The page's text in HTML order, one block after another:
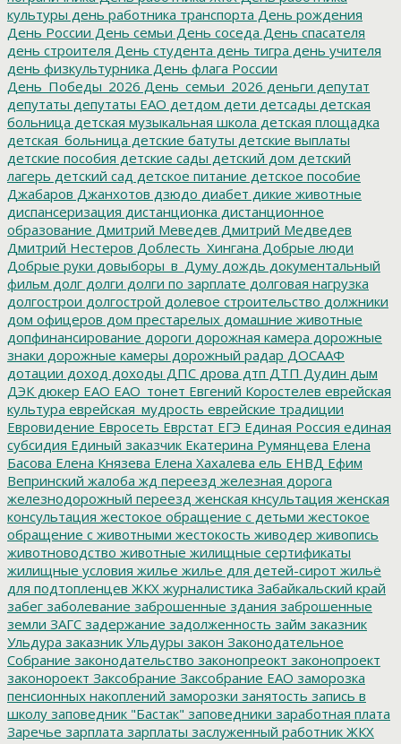
культуры день работника транспорта День рождения
День России День семьи День соседа День спасателя
день строителя День студента день тигра день учителя
день физкультурника День флага России
День_Победы_2026 День_семьи_2026 деньги депутат
депутаты депутаты ЕАО детдом дети детсады детская
больница детская музыкальная школа детская площадка
детская_больница детские батуты детские выплаты
детские пособия детские сады детский дом детский
лагерь детский сад детское питание детское пособие
Джабаров Джанхотов дзюдо диабет дикие животные
диспансеризация дистанционка дистанционное
образование Дмитрий Меведев Дмитрий Медведев
Дмитрий Нестеров Доблесть_Хингана Добрые люди
Добрые руки довыборы_в_Думу дождь документальный
фильм долг долги долги по зарплате долговая нагрузка
долгострои долгострой долевое строительство должники
дом офицеров дом престарелых домашние животные
допфинансирование дороги дорожная камера дорожные
знаки дорожные камеры дорожный радар ДОСААФ
дотации доход доходы ДПС дрова дтп ДТП Дудин дым
ДЭК дюкер ЕАО ЕАО_тонет Евгений Коростелев еврейская
культура еврейская_мудрость еврейские традиции
Евровидение Евросеть Еврстат ЕГЭ Единая Россия единая
субсидия Единый заказчик Екатерина Румянцева Елена
Басова Елена Князева Елена Хахалева ель ЕНВД Ефим
Вепринский жалоба жд переезд железная дорога
железнодорожный переезд женская кнсультация женская
консультация жестокое обращение с детьми жестокое
обращение с животными жестокость живодер живопись
животноводство животные жилищные сертификаты
жилищные условия жилье жилье для детей-сирот жильё
для подтопленцев ЖКХ журналистика Забайкальский край
забег заболевание заброшенные здания заброшенные
земли ЗАГС задержание задолженность займ заказник
Ульдура заказник Ульдуры закон Законодательное
Собрание законодательство законопреокт законопроект
законороект Заксобрание Заксобрание ЕАО заморозка
пенсионных накоплений заморозки занятость запись в
школу заповедник "Бастак" заповедники заработная плата
Заречье зарплата зарплаты заслуженный работник ЖКХ